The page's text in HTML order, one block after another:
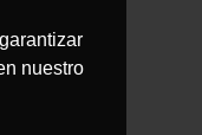
nuestro